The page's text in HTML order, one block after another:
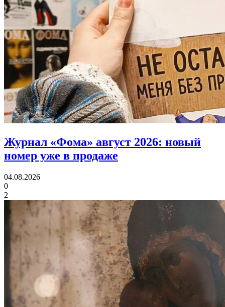
Журнал «Фома» август 2026: новый
номер уже в продаже
04.08.2026
0
2